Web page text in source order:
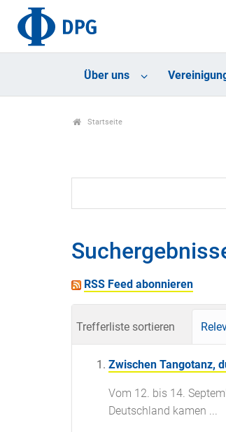
Über uns
Startseite
RSS Feed abonnieren
Trefferliste sortieren
Zwischen Tangotanz,
Vom 12. bis 14.
Deutschland kamen ...